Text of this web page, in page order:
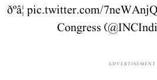
ðºâ¦ pic.twitter.com/
ADVERTISEMENT